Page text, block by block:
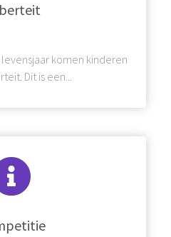
komen kinderen
Dit is een...